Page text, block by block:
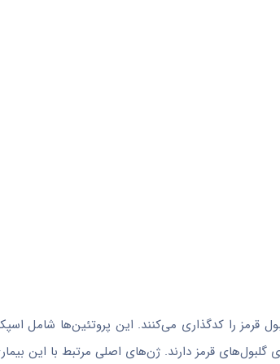
را کدگذاری می‌کنند. این پروتئین‌ها شامل